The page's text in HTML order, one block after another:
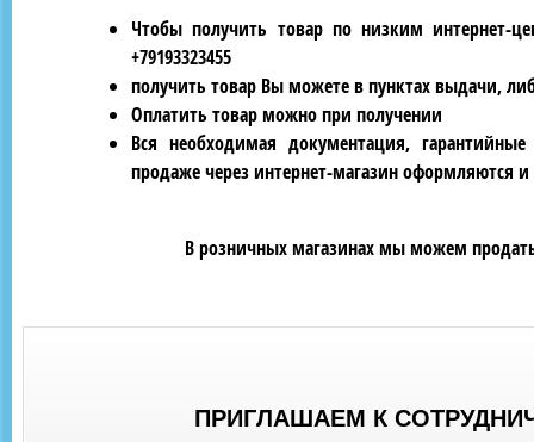
Чтобы получить товар по низким интернет-
+79193323455
получить товар Вы можете в пунктах выдачи,
Оплатить товар можно при получении
Вся необходимая документация,
продаже через интернет-магазин оформляются
В розничных магазинах мы можем
ПРИГЛАШАЕМ К